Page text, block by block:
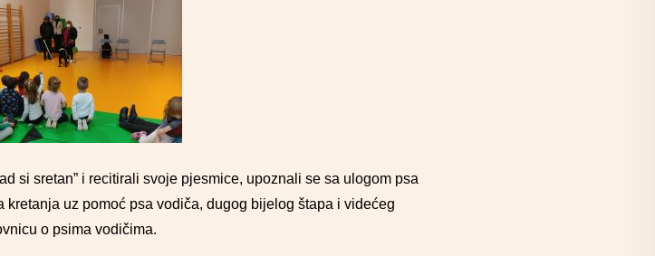
si sretan” i recitirali svoje pjesmice, upoznali se sa ulogom psa
uz pomoć psa vodiča, dugog bijelog štapa i videćeg
o psima vodičima.